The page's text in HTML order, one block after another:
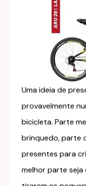
Uma ideia de
provavelmente
bicicleta. Parte
brinquedo, parte
presentes para
melhor parte seja